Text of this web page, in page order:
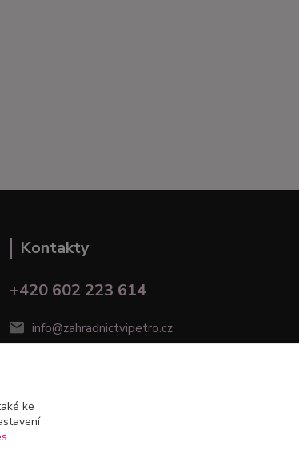
Kontakty
+420 602 223 614
info@zahradnictvipetro.cz
ke